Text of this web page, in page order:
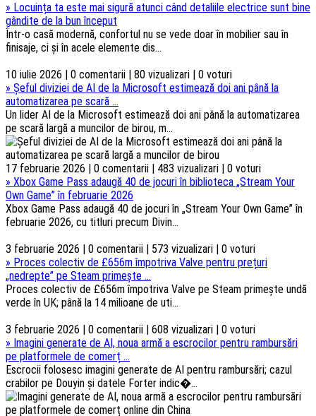
» Locuința ta este mai sigură atunci când detaliile electrice sunt bine
gândite de la bun început
Într-o casă modernă, confortul nu se vede doar în mobilier sau în
finisaje, ci și în acele elemente dis...
10 iulie 2026 | 0 comentarii | 80 vizualizari | 0 voturi
» Șeful diviziei de AI de la Microsoft estimează doi ani până la
automatizarea pe scară ...
Un lider AI de la Microsoft estimează doi ani până la automatizarea
pe scară largă a muncilor de birou, m...
17 februarie 2026 | 0 comentarii | 483 vizualizari | 0 voturi
» Xbox Game Pass adaugă 40 de jocuri în biblioteca „Stream Your
Own Game” în februarie 2026
Xbox Game Pass adaugă 40 de jocuri în „Stream Your Own Game” în
februarie 2026, cu titluri precum Divin...
3 februarie 2026 | 0 comentarii | 573 vizualizari | 0 voturi
» Proces colectiv de £656m împotriva Valve pentru prețuri
„nedrepte” pe Steam primește ...
Proces colectiv de £656m împotriva Valve pe Steam primește undă
verde în UK; până la 14 milioane de uti...
3 februarie 2026 | 0 comentarii | 608 vizualizari | 0 voturi
» Imagini generate de AI, noua armă a escrocilor pentru rambursări
pe platformele de comerț ...
Escrocii folosesc imagini generate de AI pentru rambursări; cazul
crabilor pe Douyin și datele Forter indic�...